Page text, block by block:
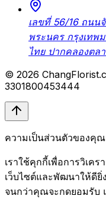
เลขที่ 56/16 ถนน
พระนคร กรุงเทพ
ไทย ปากคลองตล
© 2026
3301800453444
ความเป็นส่วนตัวของคุณ
เราใช้คุกกี้เพื่อการวิเค
เว็บไซต์และพัฒนาให้ดียิ่
จนกว่าคุณจะกดยอมรับ